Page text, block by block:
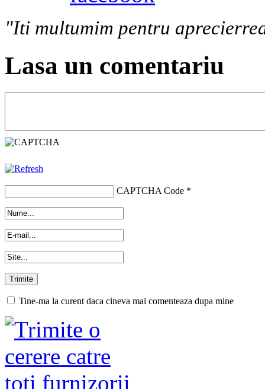
"Iti multumim pentru
Lasa un comentariu
CAPTCHA Code *
Tine-ma la curent daca cineva mai comenteaza dupa mine